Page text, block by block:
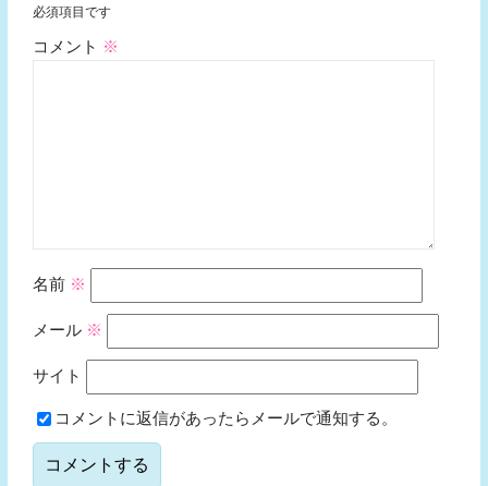
必須項目です
コメント ※
名前 ※
メール ※
サイト
コメントに返信があったらメールで通知する。